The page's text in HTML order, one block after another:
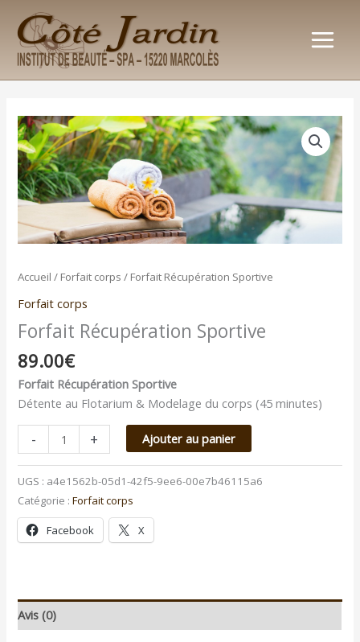
contenu
Accueil / Forfait corps / Forfait Récupération Sportive
Forfait corps
Forfait Récupération Sportive
89.00€
Forfait Récupération Sportive
Détente au Flotarium & Modelage du corps (45 minutes)
-
quantité
de
Forfait
Récupération
Sportive
+ Ajouter au panier
UGS : a4e1562b-05d1-42f5-9ee6-00e7b46115a6
Catégorie :Forfait corps
Facebook X
Avis (0)